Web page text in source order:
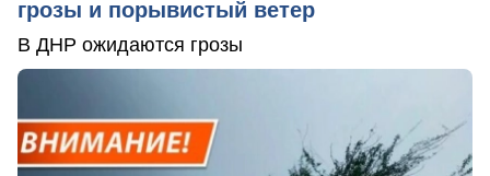
грозы и порывистый ветер
В ДНР ожидаются грозы